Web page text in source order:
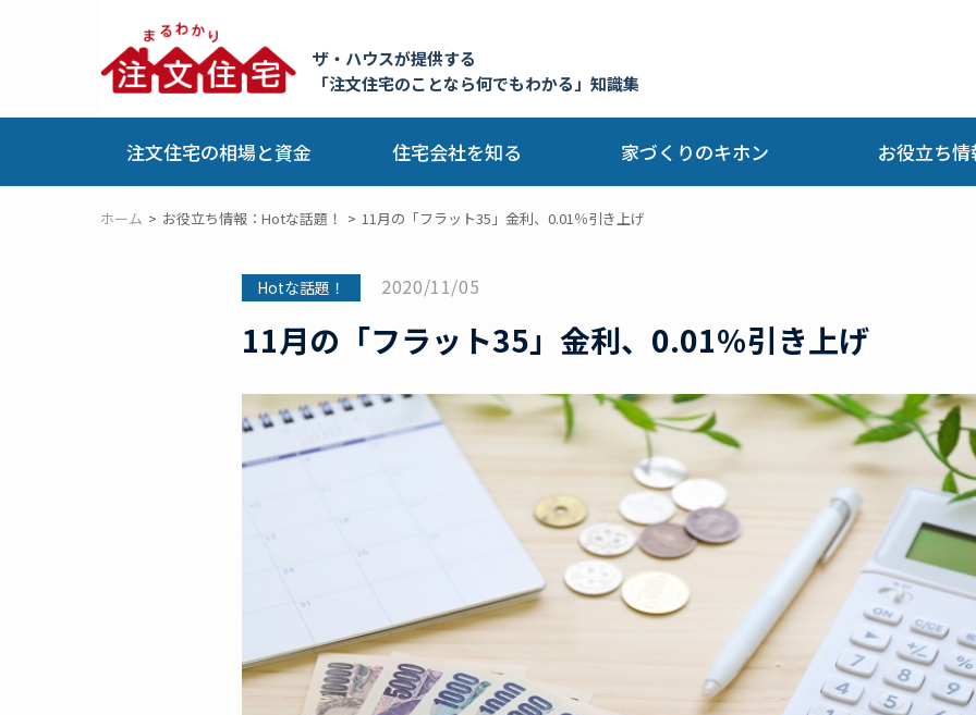
ザ・ハウスが提供する
「注文住宅のことなら何でもわかる」知識集
注文住宅の相場と資金 住宅会社を知る 家づくりのキホン お役立ち情
ホーム お役立ち情報：Hotな話題！ 11月の「フラット35」金利、0.01％引き上げ
Hotな話題！ 2020/11/05
11月の「フラット35」金利、0.01％引き上げ